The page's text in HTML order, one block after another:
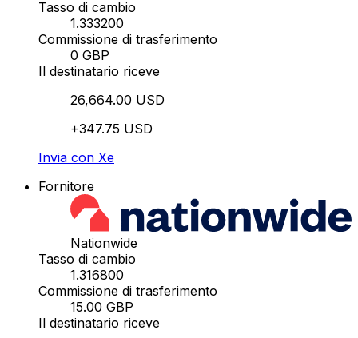
Tasso di cambio
1.333200
Commissione di trasferimento
0 GBP
Il destinatario riceve
26,664.00 USD
+347.75 USD
Invia con Xe
Fornitore
Nationwide
Tasso di cambio
1.316800
Commissione di trasferimento
15.00 GBP
Il destinatario riceve